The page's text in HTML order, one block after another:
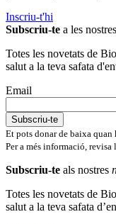
Inscriu-t'hi
Subscriu-te a les
Totes les novetats de
salut a la teva safata
Email
Et pots donar de baixa quan
Per a més informació, revisa
Subscriu-te als nostres
Totes les novetats de
salut a la teva safata